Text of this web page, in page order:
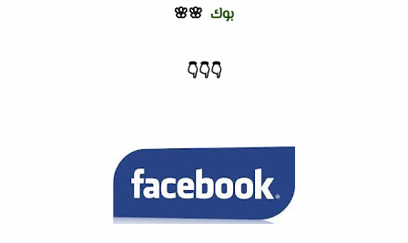
بوك 🌸🌸
👇
👇
👇